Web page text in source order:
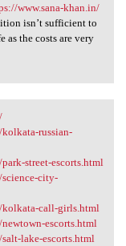
www.sana-khan.in/
isn’t sufficient to
the costs are very
russian-
street-escorts.html
city-
call-girls.html
escorts.html
lake-escorts.html